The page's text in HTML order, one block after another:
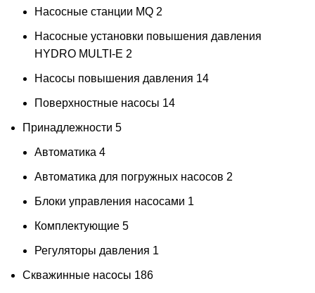
Насосные станции MQ 2
Насосные установки повышения давления
HYDRO MULTI-E 2
Насосы повышения давления 14
Поверхностные насосы 14
Принадлежности 5
Автоматика 4
Автоматика для погружных насосов 2
Блоки управления насосами 1
Комплектующие 5
Регуляторы давления 1
Скважинные насосы 186